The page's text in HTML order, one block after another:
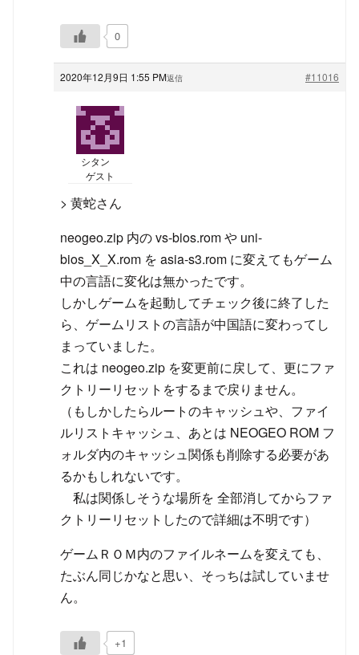
0
2020年12月9日 1:55 PM #11016
返信
シタン
ゲスト
> 黄蛇さん
neogeo.zip 内の vs-bios.rom や uni-
bios_X_X.rom を asia-s3.rom に変えてもゲーム
中の言語に変化は無かったです。
しかしゲームを起動してチェック後に終了した
ら、ゲームリストの言語が中国語に変わってし
まっていました。
これは neogeo.zip を変更前に戻して、更にファ
クトリーリセットをするまで戻りません。
（もしかしたらルートのキャッシュや、ファイ
ルリストキャッシュ、あとは NEOGEO ROM フ
ォルダ内のキャッシュ関係も削除する必要があ
るかもしれないです。
私は関係しそうな場所を 全部消してからファ
クトリーリセットしたので詳細は不明です）
ゲームＲＯＭ内のファイルネームを変えても、
たぶん同じかなと思い、そっちは試していませ
ん。
+1